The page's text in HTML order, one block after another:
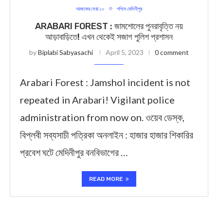
আজকের সেরা ১০ পশ্চিম মেদিনীপুর
ARABARI FOREST : জামশোলের পুনরাবৃত্তি নয়
আড়াবাড়িতে! এখন থেকেই সজাগ পুলিশ প্রশাসন
byBiplabi Sabyasachi April 5, 2023 0 comment
Arabari Forest : Jamshol incident is not
repeated in Arabari! Vigilant police
administration from now on. ওয়েব ডেস্ক,
বিপ্লবী সব্যসাচী পত্রিকা অনলাইন : হাজার হাজার শিকারির
প্রবেশ ঘটে মেদিনীপুর বনবিভাগের …
READ MORE